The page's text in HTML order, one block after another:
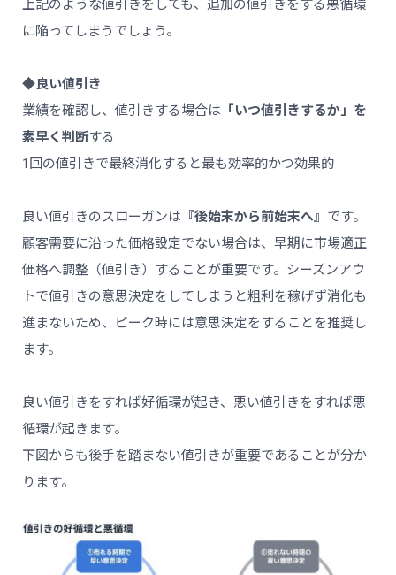
上記のような値引きをしても、追加の値引きをする悪循環
に陥ってしまうでしょう。
◆良い値引き
業績を確認し、値引きする場合は 「いつ値引きするか」を
素早く判断する
1回の値引きで最終消化すると最も効率的かつ効果的
良い値引きのスローガンは 『後始末から前始末へ』 です。
顧客需要に沿った価格設定でない場合は、早期に市場適正
価格へ調整（値引き）することが重要です。シーズンアウ
トで値引きの意思決定をしてしまうと粗利を稼げず消化も
進まないため、ピーク時には意思決定をすることを推奨し
ます。
良い値引きをすれば好循環が起き、悪い値引きをすれば悪
循環が起きます。
下図からも後手を踏まない値引きが重要であることが分か
ります。